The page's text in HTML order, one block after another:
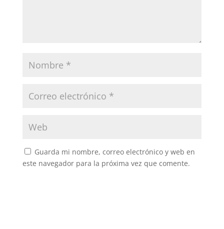
Guarda mi nombre, correo electrónico y web en
este navegador para la próxima vez que comente.